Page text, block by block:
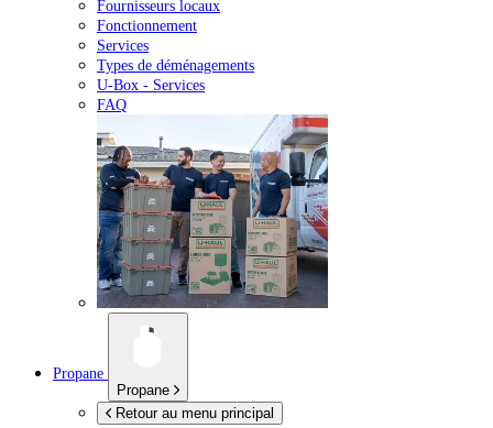
Fournisseurs locaux
Fonctionnement
Services
Types de déménagements
U-Box - Services
FAQ
Propane
Propane
Retour au menu principal